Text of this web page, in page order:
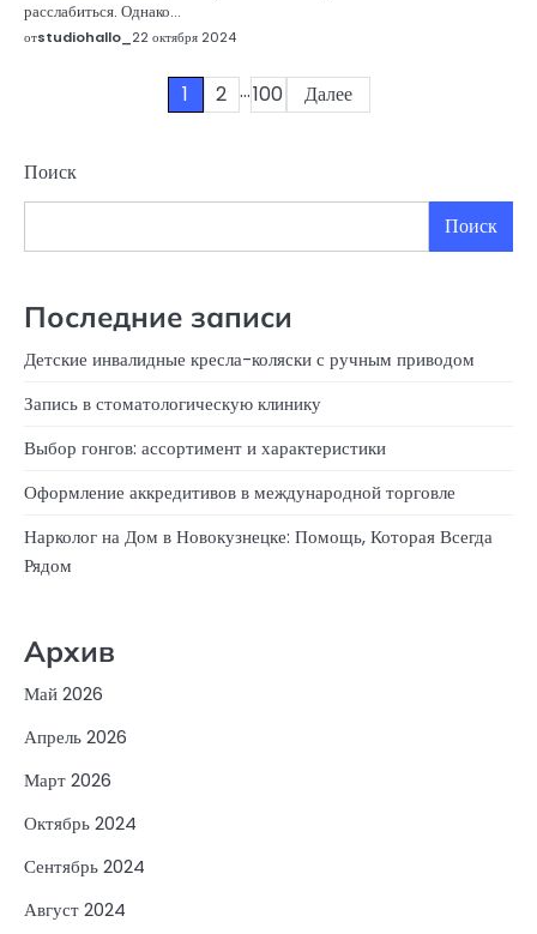
расслабиться. Однако…
отstudiohallo_ 22 октября 2024
Пагинация1 2 …100 Далее
Поиск
Поиск
Последние записи
Детские инвалидные кресла-коляски с ручным приводом
Запись в стоматологическую клинику
Выбор гонгов: ассортимент и характеристики
Оформление аккредитивов в международной торговле
Нарколог на Дом в Новокузнецке: Помощь, Которая Всегда
Рядом
Архив
Май 2026
Апрель 2026
Март 2026
Октябрь 2024
Сентябрь 2024
Август 2024